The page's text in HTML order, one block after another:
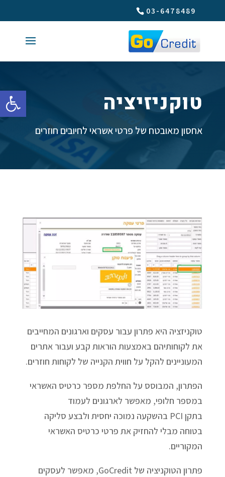
פתח
03-6478489
טוקניזיציה
אחסון מאובטח של פרטי אשראי לחיובים חוזרים
טוקניזציה היא פתרון עבור עסקים וארגונים המחייבים
את לקוחותיהם באמצעות הוראות קבע ועבור אתרים
המעוניינים להקל על חווית הקנייה של לקוחות חוזרים.
הפתרון, המבוסס על החלפת מספר כרטיס האשראי
במספר חלופי, מאפשר לארגונים לעמוד
בתקן PCI בהשקעה נמוכה יחסית ולבצע סליקה
בטוחה מבלי להחזיק את פרטי כרטיס האשראי
המקוריים.
פתרון הטוקניציה של GoCredit, מאפשר לעסקים